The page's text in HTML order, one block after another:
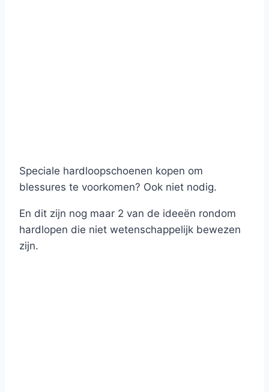
Speciale hardloopschoenen kopen om
blessures te voorkomen? Ook niet nodig.
En dit zijn nog maar 2 van de ideeën rondom
hardlopen die niet wetenschappelijk bewezen
zijn.